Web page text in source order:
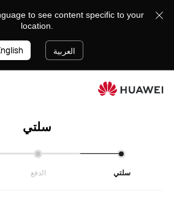
cart
to see content specific to your
location.
العربية
سلتي
سلتي الدفع